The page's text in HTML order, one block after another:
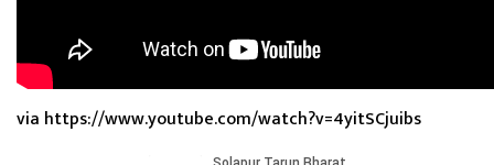
via https://www.youtube.com/watch?v=4yitSCjuibs